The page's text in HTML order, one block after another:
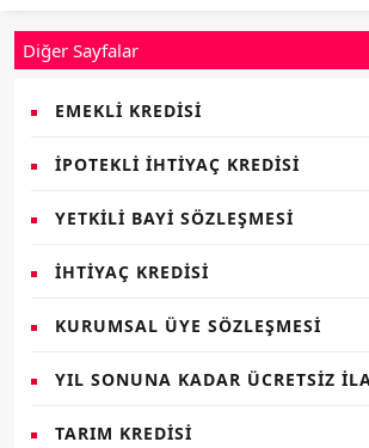
Diğer Sayfalar
EMEKLI KREDISI
İPOTEKLI İHTIYAÇ KREDISI
YETKILI BAYI SÖZLEŞMESI
İHTIYAÇ KREDISI
KURUMSAL ÜYE SÖZLEŞMESI
YIL SONUNA KADAR ÜCRETSIZ
TARIM KREDISI